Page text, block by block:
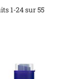
1-24sur55